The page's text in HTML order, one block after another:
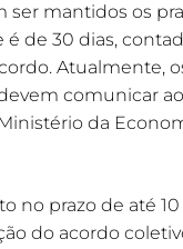
ser mantidos os
de 30 dias,
Atualmente,
comunicar
da
no prazo de até
do acordo